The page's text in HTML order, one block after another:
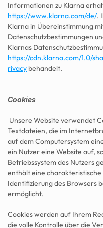
https://www.klarna.com/de/.
Klarna in Übereinstimmung
Datenschutzbestimmungen
https://cdn.klarna.com/1.0/
rivacy behandelt.
Cookies
Unsere Website verwendet
Textdateien, die im
auf dem Computersystem
ein Nutzer eine Website auf,
Betriebssystem des Nutzers
enthält eine
Identifizierung des Browsers
ermöglicht.
Cookies werden auf Ihrem
die volle Kontrolle über die